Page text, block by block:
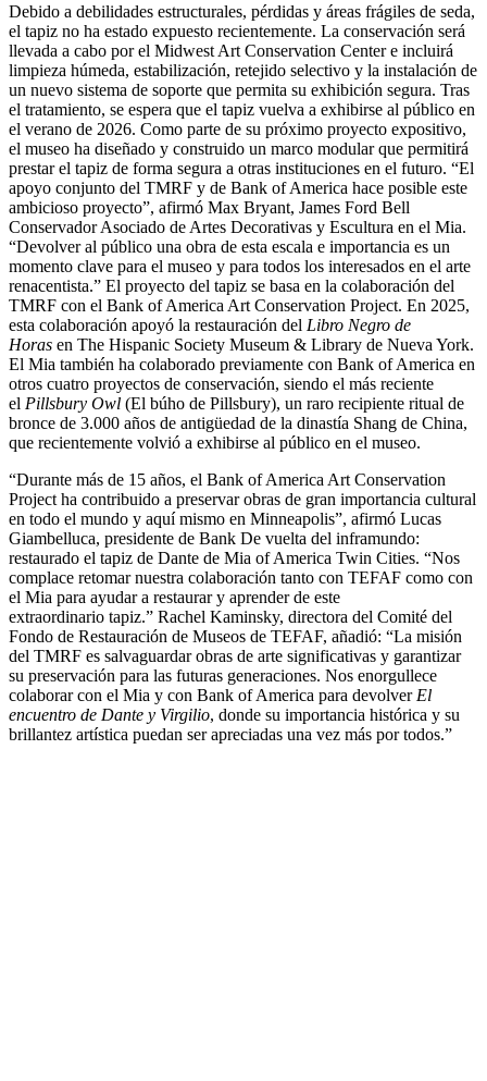
Debido a debilidades estructurales, pérdidas y áreas frágiles de seda,
el tapiz no ha estado expuesto recientemente. La conservación será
llevada a cabo por el Midwest Art Conservation Center e incluirá
limpieza húmeda, estabilización, retejido selectivo y la instalación de
un nuevo sistema de soporte que permita su exhibición segura. Tras
el tratamiento, se espera que el tapiz vuelva a exhibirse al público en
el verano de 2026. Como parte de su próximo proyecto expositivo,
el museo ha diseñado y construido un marco modular que permitirá
prestar el tapiz de forma segura a otras instituciones en el futuro. “El
apoyo conjunto del TMRF y de Bank of America hace posible este
ambicioso proyecto”, afirmó Max Bryant, James Ford Bell
Conservador Asociado de Artes Decorativas y Escultura en el Mia.
“Devolver al público una obra de esta escala e importancia es un
momento clave para el museo y para todos los interesados en el arte
renacentista.” El proyecto del tapiz se basa en la colaboración del
TMRF con el Bank of America Art Conservation Project. En 2025,
esta colaboración apoyó la restauración del Libro Negro de
Horas en The Hispanic Society Museum & Library de Nueva York.
El Mia también ha colaborado previamente con Bank of America en
otros cuatro proyectos de conservación, siendo el más reciente
el Pillsbury Owl (El búho de Pillsbury), un raro recipiente ritual de
bronce de 3.000 años de antigüedad de la dinastía Shang de China,
que recientemente volvió a exhibirse al público en el museo.
“Durante más de 15 años, el Bank of America Art Conservation
Project ha contribuido a preservar obras de gran importancia cultural
en todo el mundo y aquí mismo en Minneapolis”, afirmó Lucas
Giambelluca, presidente de Bank De vuelta del inframundo:
restaurado el tapiz de Dante de Mia of America Twin Cities. “Nos
complace retomar nuestra colaboración tanto con TEFAF como con
el Mia para ayudar a restaurar y aprender de este
extraordinario tapiz.” Rachel Kaminsky, directora del Comité del
Fondo de Restauración de Museos de TEFAF, añadió: “La misión
del TMRF es salvaguardar obras de arte significativas y garantizar
su preservación para las futuras generaciones. Nos enorgullece
colaborar con el Mia y con Bank of America para devolver El
encuentro de Dante y Virgilio, donde su importancia histórica y su
brillantez artística puedan ser apreciadas una vez más por todos.”